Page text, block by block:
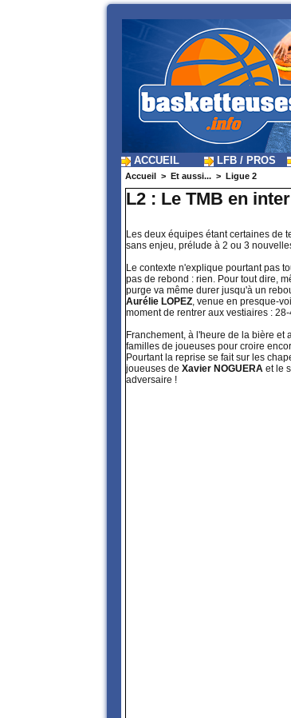
ACCUEIL LFB / PROS
Accueil > Et aussi... > Ligue 2
L2 : Le TMB en
Les deux équipes étant certaines de
sans enjeu, prélude à 2 ou 3
Le contexte n'explique pourtant pas
pas de rebond : rien. Pour tout dire,
purge va même durer jusqu'à un
Aurélie LOPEZ, venue en presque-
moment de rentrer aux vestiaires :
Franchement, à l'heure de la bière et
familles de joueuses pour croire
Pourtant la reprise se fait sur les
joueuses de Xavier NOGUERA et le
adversaire !